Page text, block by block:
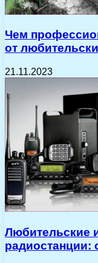
Чем
от
21.11.2023
Любительские
радиостанции: